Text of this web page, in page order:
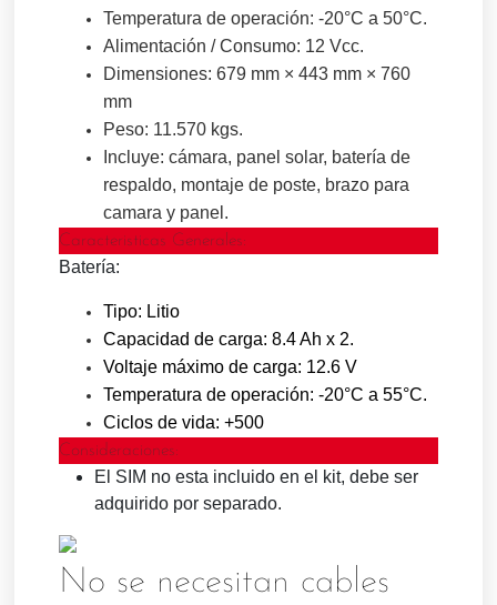
Temperatura de operación: -20°C a 50°C.
Alimentación / Consumo: 12 Vcc.
Dimensiones: 679 mm × 443 mm × 760
mm
Peso: 11.570 kgs.
Incluye: cámara, panel solar, batería de
respaldo, montaje de poste, brazo para
camara y panel.
Caracteristicas Generales:
Batería:
Tipo: Litio
Capacidad de carga: 8.4 Ah x 2.
Voltaje máximo de carga: 12.6 V
Temperatura de operación: -20°C a 55°C.
Ciclos de vida: +500
Consideraciones:
El SIM no esta incluido en el kit, debe ser
adquirido por separado.
No se necesitan cables